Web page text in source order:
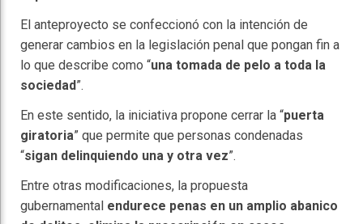
El anteproyecto se confeccionó con la intención de
generar cambios en la legislación penal que pongan fin a
lo que describe como “una tomada de pelo a toda la
sociedad”.
En este sentido, la iniciativa propone cerrar la “puerta
giratoria” que permite que personas condenadas
“sigan delinquiendo una y otra vez”.
Entre otras modificaciones, la propuesta
gubernamental endurece penas en un amplio abanico